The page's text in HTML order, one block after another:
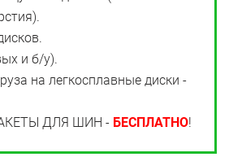
и б/у).
на легкосплавные диски -
ДЛЯ ШИН - БЕСПЛАТНО!